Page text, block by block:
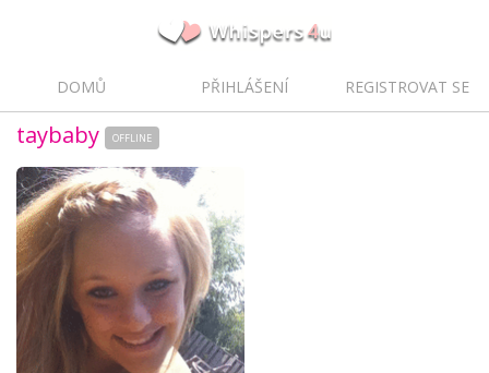
DOMŮ PŘIHLÁŠENÍ REGISTROVAT SE
taybaby OFFLINE